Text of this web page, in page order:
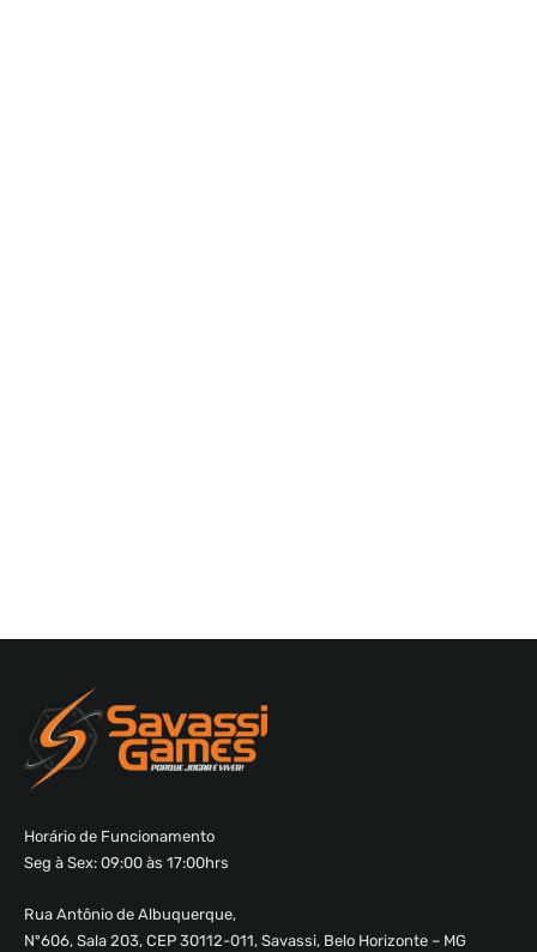
Horário de Funcionamento
Seg à Sex: 09:00 às 17:00hrs
Rua Antônio de Albuquerque,
Nº606, Sala 203, CEP 30112-011, Savassi, Belo Horizonte – MG